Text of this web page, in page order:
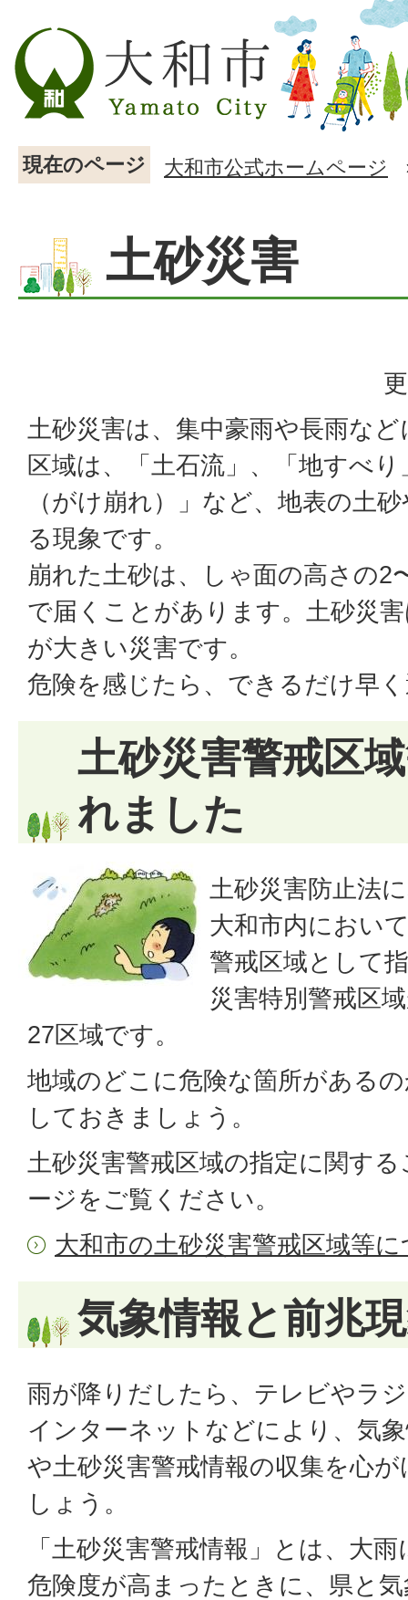
現在のページ 大和市公式ホームページ
土砂災害
土砂災害は、集中豪雨や長雨な
区域は、「土石流」、「地すべ
（がけ崩れ）」など、地表の土
る現象です。
崩れた土砂は、しゃ面の高さの2
で届くことがあります。土砂災
が大きい災害です。
危険を感じたら、できるだけ早
土砂災害警戒区
れました
土砂災害防止法
大和市内におい
警戒区域として
災害特別警戒区
27区域です。
地域のどこに危険な箇所がある
しておきましょう。
土砂災害警戒区域の指定に関す
ージをご覧ください。
大和市の土砂災害警戒区域等
気象情報と前兆
雨が降りだしたら、テレビやラ
インターネットなどにより、気
や土砂災害警戒情報の収集を心が
しょう。
「土砂災害警戒情報」とは、大
危険度が高まったときに、県と